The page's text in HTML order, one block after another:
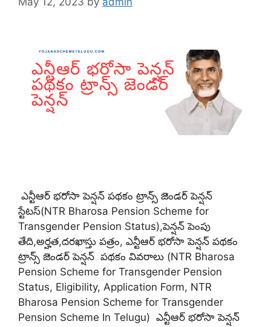
ఎన్టీఆర్ భరోసా పెన్షన్ పథకం ట్రాన్స్ జెండర్ పెన్షన్
స్టేటస్(NTR Bharosa Pension Scheme for
Transgender Pension Status),పెన్షన్ పెంపు
తేది,అర్హత,దరఖాస్తు పత్రం, ఎన్టీఆర్ భరోసా పెన్షన్ పథకం
ట్రాన్స్ జెండర్ పెన్షన్ పథకం వివరాలు (NTR Bharosa
Pension Scheme for Transgender Pension
Status, Eligibility, Application Form, NTR
Bharosa Pension Scheme for Transgender
Pension Scheme In Telugu) ఎన్టీఆర్ భరోసా పెన్షన్